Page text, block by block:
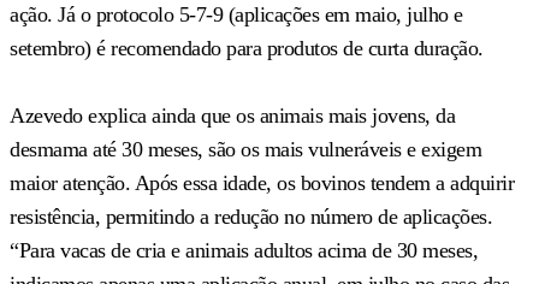
ação. Já o protocolo 5-7-9 (aplicações em maio, julho e
setembro) é recomendado para produtos de curta duração.
Azevedo explica ainda que os animais mais jovens, da
desmama até 30 meses, são os mais vulneráveis e exigem
maior atenção. Após essa idade, os bovinos tendem a adquirir
resistência, permitindo a redução no número de aplicações.
“Para vacas de cria e animais adultos acima de 30 meses,